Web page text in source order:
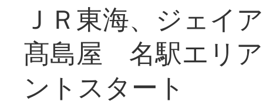
ＪＲ東海、ジェイ
髙島屋 名駅エリ
ントスタート